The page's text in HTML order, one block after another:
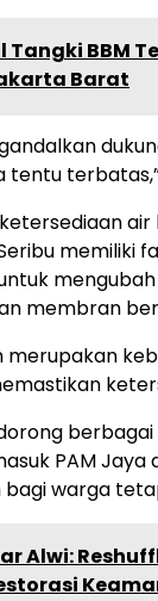
Tangki BBM
Barat
tentu
air
memiliki
membran
merupakan
PAM Jaya
warga
Alwi: